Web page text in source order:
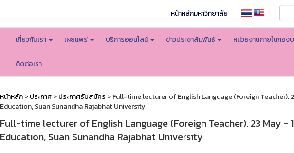
หน้าหลักมหาวิทยาลัย
เกี่ยวกับเรา เผยแพร่ บริการออนไลน์ ข่าวประชาสัมพันธ์ หน่วยงานภายในกอง
ติดต่อเรา
หน้าหลัก>ประกาศ>ประกาศรับสมัคร > Full-time lecturer of English Language (Foreign Teacher).
Education, Suan Sunandha Rajabhat University
Full-time lecturer of English Language (Foreign Teacher). 23 May -
Education, Suan Sunandha Rajabhat University